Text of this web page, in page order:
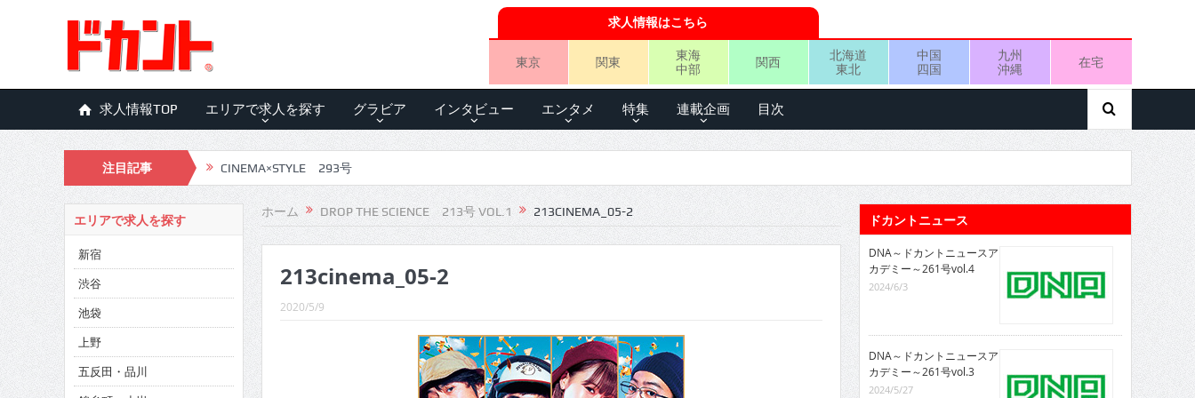
求人情報はこちら
東京 関東
東海
中部
関西
北海道
東北
中国
四国
九州
沖縄
在宅
求人情報TOP エリアで求人を探す グラビア インタビュー エンタメ 特集 連載企画 目次
注目記事 CINEMA×STYLE 293号
CINEMA×STYLE 292号
CINEMA×STYLE 291号
CINEMA×STYLE 290号
CINEMA×STYLE 289号
CINEMA×STYLE 288号
ホーム DROP THE SCIENCE 213号 VOL.1 213CINEMA_05-2
213cinema_05-2
2020/5/9
エリアで求人を探す
新宿
渋谷
池袋
上野
五反田・品川
ドカントニュース
DNA～ドカントニュースア
カデミー～261号vol.4
2024/6/3
DNA～ドカントニュースア
カデミー～261号vol.3
2024/5/27